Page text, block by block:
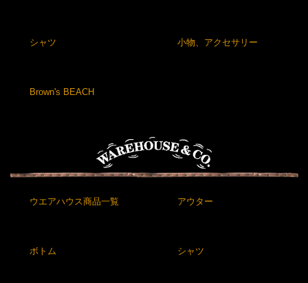
シャツ 小物、アクセサリー
Brown's BEACH
ウエアハウス商品一覧 アウター
ボトム シャツ